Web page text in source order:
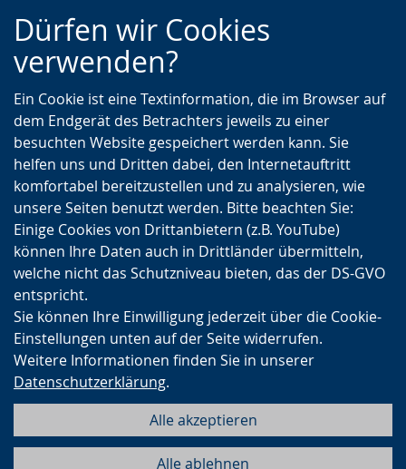
Zur
Hauptnavigation
Zur
Seitennavigation
Zum
Inhalt
Dürfen wir Cookies
verwenden?
Ein Cookie ist eine Textinformation, die im Browser auf
dem Endgerät des Betrachters jeweils zu einer
besuchten Website gespeichert werden kann. Sie
helfen uns und Dritten dabei, den Internetauftritt
komfortabel bereitzustellen und zu analysieren, wie
unsere Seiten benutzt werden. Bitte beachten Sie:
Einige Cookies von Drittanbietern (z.B. YouTube)
können Ihre Daten auch in Drittländer übermitteln,
welche nicht das Schutzniveau bieten, das der DS-GVO
entspricht.
Sie können Ihre Einwilligung jederzeit über die Cookie-
Einstellungen unten auf der Seite widerrufen.
Weitere Informationen finden Sie in unserer
Datenschutzerklärung.
Alle akzeptieren
Alle ablehnen